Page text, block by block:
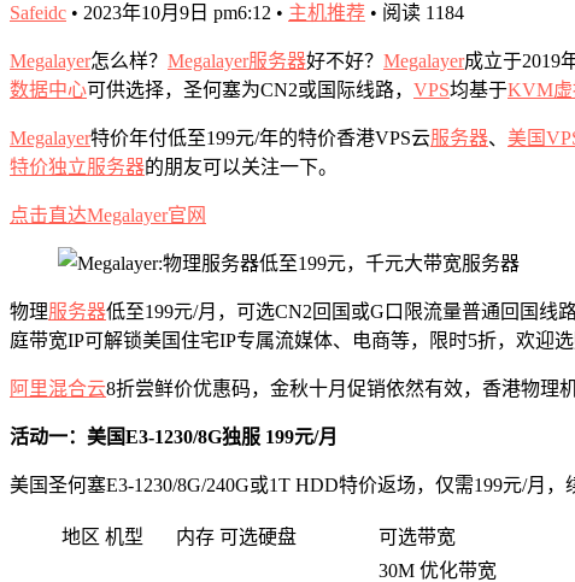
Safeidc • 2023年10月9日 pm6:12 • 主机推荐 • 阅读 1184
Megalayer怎么样？ Megalayer服务器好不好？ Megalayer成立于2019
数据中心可供选择，圣何塞为CN2或国际线路， VPS均基于KVM虚
Megalayer特价年付低至199元/年的特价香港VPS云服务器、 美国
特价独立服务器的朋友可以关注一下。
点击直达Megalayer官网
物理服务器低至199元/月，可选CN2回国或G口限流量普通回国
庭带宽IP可解锁美国住宅IP专属流媒体、电商等，限时5折，欢迎选
阿里混合云8折尝鲜价优惠码，金秋十月促销依然有效，香港物理
活动一：美国E3-1230/8G独服 199元/月
美国圣何塞E3-1230/8G/240G或1T HDD特价返场，仅需199元/月，
地区 机型 内存 可选硬盘 可选带宽
30M 优化带宽